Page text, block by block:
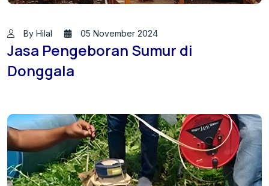
By Hilal 05 November 2024
Jasa Pengeboran Sumur di
Donggala